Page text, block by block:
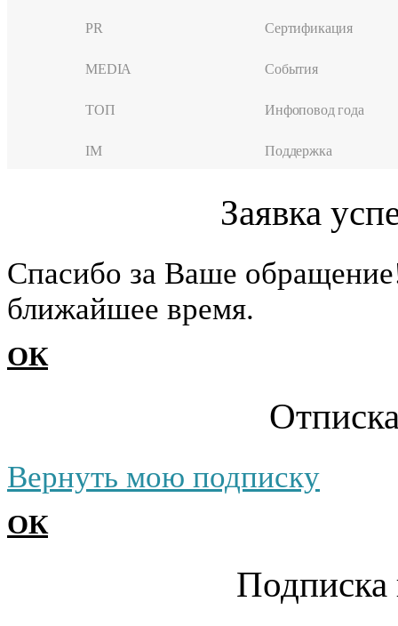
PR
MEDIA
ТОП
IM
Сертификация
События
Инфоповод года
Поддержка
Заявка
Cпасибо за Ваше
ближайшее время.
ОК
Вернуть мою подписку
ОК
Подписка